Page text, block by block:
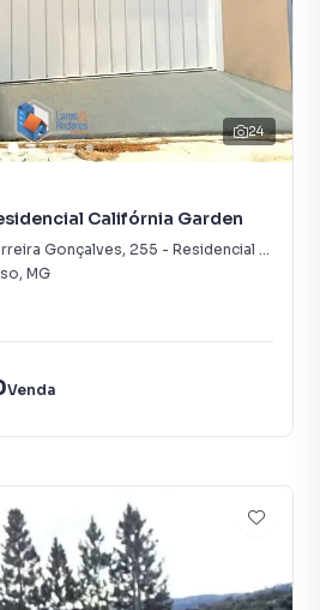
24
Califórnia Garden
Gonçalves, 255 - Residencial Califórnia Garden
, MG
Venda